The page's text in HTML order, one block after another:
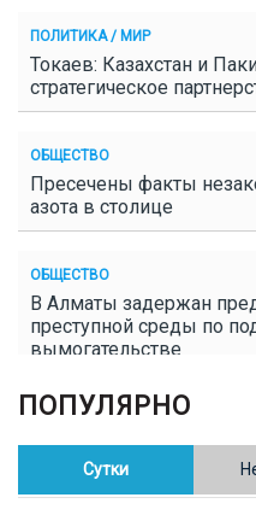
ПОЛИТИКА / МИР
Токаев: Казахстан и
стратегическое
ОБЩЕСТВО
Пресечены факты
азота в столице
ОБЩЕСТВО
В Алматы задержан
преступной среды по
вымогательстве
ОБЩЕСТВО
Полицейские пресекли
конопли в Таразе
ПОПУЛЯРНО
Сутки